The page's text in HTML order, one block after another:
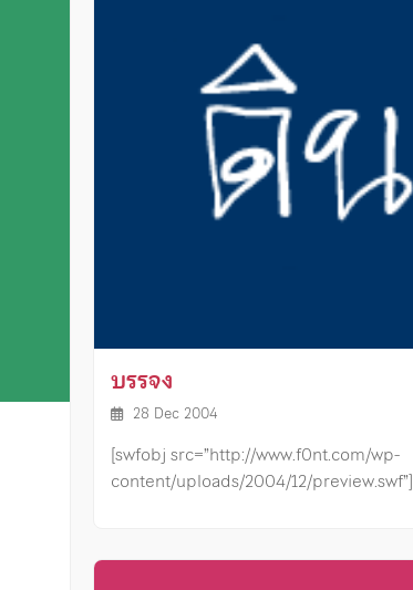
บรรจง
28 Dec 2004
[swfobj src=”http://www.f0nt.com/wp-
content/uploads/2004/12/preview.swf”]